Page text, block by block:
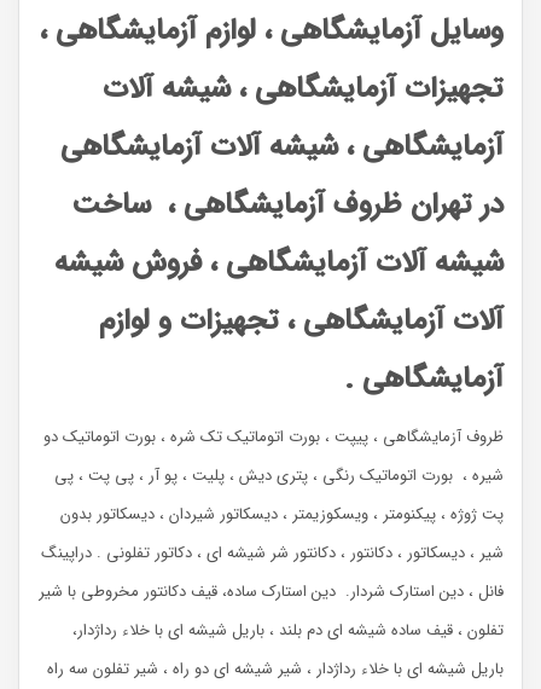
وسایل آزمایشگاهی ، لوازم آزمایشگاهی ،
تجهیزات آزمایشگاهی ، شیشه آلات
آزمایشگاهی ، شیشه آلات آزمایشگاهی
در تهران ظروف آزمایشگاهی ، ساخت
شیشه آلات آزمایشگاهی ، فروش شیشه
آلات آزمایشگاهی ، تجهیزات و لوازم
آزمایشگاهی .
ظروف آزمایشگاهی ، پیپت ، بورت اتوماتیک تک شره ، بورت اتوماتیک دو
شیره ، بورت اتوماتیک رنگی ، پتری دیش ، پلیت ، پو آر ، پی پت ، پی
پت ژوژه ، پیکنومتر ، ویسکوزیمتر ، دیسکاتور شیردان ، دیسکاتور بدون
شیر ، دیسکاتور ، دکانتور ، دکانتور شر شیشه ای ، دکاتور تفلونی . دراپینگ
فانل ، دین استارک شردار. دین استارک ساده، قیف دکانتور مخروطی با شیر
تفلون ، قیف ساده شیشه ای دم بلند ، باریل شیشه ای با خلاء رداژدار،
باریل شیشه ای با خلاء رداژدار ، شیر شیشه ای دو راه ، شیر تفلون سه راه